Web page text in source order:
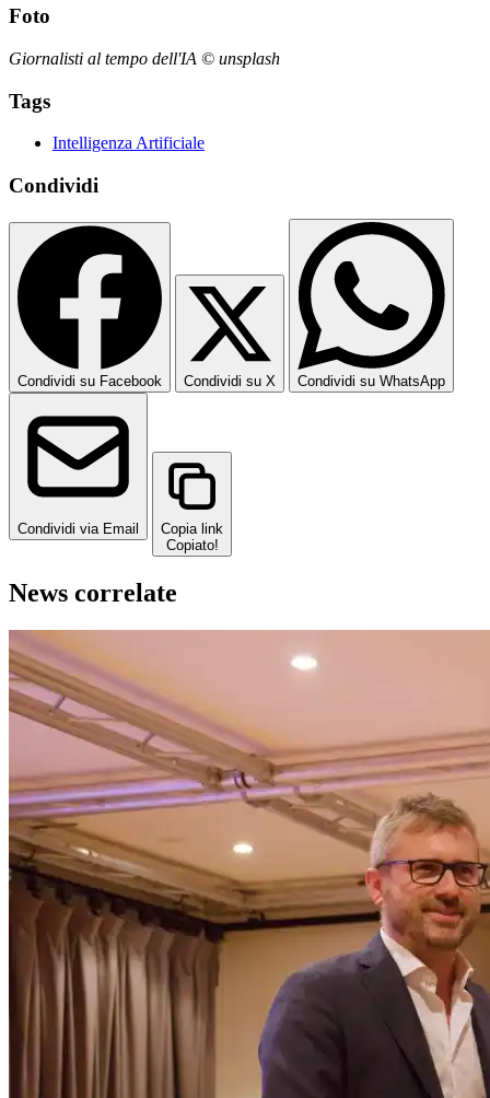
Foto
Giornalisti al tempo dell'IA © unsplash
Tags
Intelligenza Artificiale
Condividi
Condividi su Facebook Condividi su X Condividi su WhatsApp
Condividi via Email
Copia link
Copiato!
News correlate